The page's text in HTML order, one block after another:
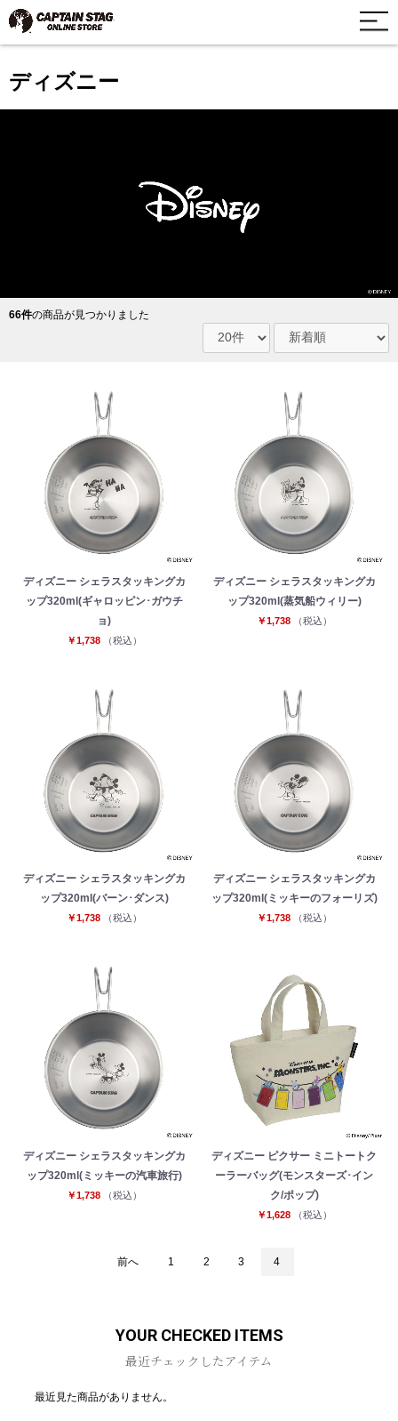
ディズニー
66件の商品が見つかりました
ディズニー シェラスタッキングカ
ップ320ml(ギャロッピン･ガウチ
ョ)
￥1,738 （税込）
ディズニー シェラスタッキングカ
ップ320ml(蒸気船ウィリー)
￥1,738 （税込）
ディズニー シェラスタッキングカ
ップ320ml(バーン･ダンス)
￥1,738 （税込）
ディズニー シェラスタッキングカ
ップ320ml(ミッキーのフォーリズ)
￥1,738 （税込）
ディズニー シェラスタッキングカ
ップ320ml(ミッキーの汽車旅行)
￥1,738 （税込）
ディズニー ピクサー ミニトートク
ーラーバッグ(モンスターズ･イン
ク/ポップ)
￥1,628 （税込）
前へ 1 2 3 4
YOUR CHECKED ITEMS
最近チェックしたアイテム
最近見た商品がありません。